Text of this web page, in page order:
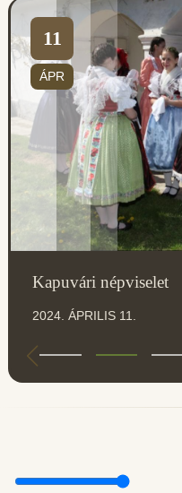
11
ÁPR
Kapuvári népviselet
2024. ÁPRILIS 11.